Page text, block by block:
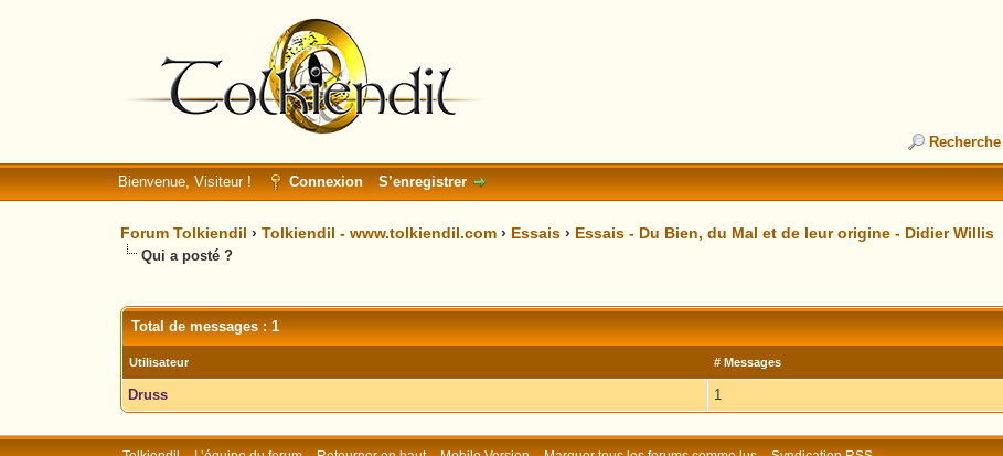
Recherche
Bienvenue, Visiteur ! Connexion S’enregistrer
Forum Tolkiendil ›Tolkiendil - www.tolkiendil.com › Essais › Essais - Du Bien, du Mal et de leur origine - Didier Willis
Qui a posté ?
Total de messages : 1
Utilisateur # Messages
Druss 1